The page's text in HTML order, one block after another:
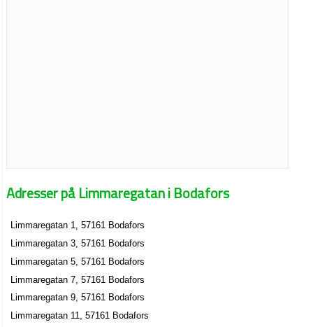
Adresser på Limmaregatan i Bodafors
Limmaregatan 1, 57161 Bodafors
Limmaregatan 3, 57161 Bodafors
Limmaregatan 5, 57161 Bodafors
Limmaregatan 7, 57161 Bodafors
Limmaregatan 9, 57161 Bodafors
Limmaregatan 11, 57161 Bodafors